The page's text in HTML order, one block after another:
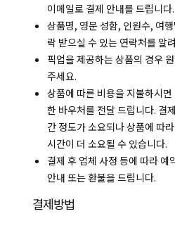
이메일로 결제 안내를 드립니다.
상품명, 영문 성함, 인원수, 여
락 받으실 수 있는 연락처를 알
픽업을 제공하는 상품의 경우
주세요.
상품에 따른 비용을 지불하시
한 바우처를 전달 드립니다. 결
간 정도가 소요되나 상품에 따
시간이 더 소요될 수 있습니다.
결제 후 업체 사정 등에 따라 예
안내 또는 환불을 드립니다.
결제방법